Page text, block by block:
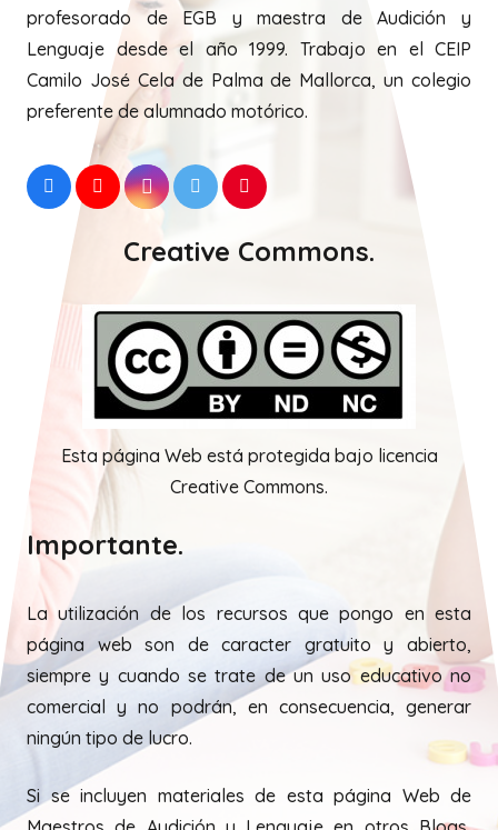
profesorado de EGB y maestra de Audición y
Lenguaje desde el año 1999. Trabajo en el CEIP
Camilo José Cela de Palma de Mallorca, un colegio
preferente de alumnado motórico.
Creative Commons.
Esta página Web está protegida bajo licencia
Creative Commons.
Importante.
La utilización de los recursos que pongo en esta
página web son de caracter gratuito y abierto,
siempre y cuando se trate de un uso educativo no
comercial y no podrán, en consecuencia, generar
ningún tipo de lucro.
Si se incluyen materiales de esta página Web de